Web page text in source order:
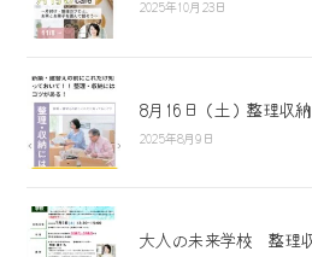
2025年10月23日
8月16日（土）整理収
2025年8月9日
大人の未来学校 整理